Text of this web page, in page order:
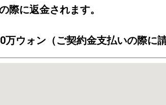
際に返金されます。
万ウォン（ご契約金支払いの際に